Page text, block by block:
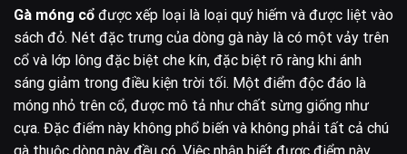
Gà móng cổ được xếp loại là loại quý hiếm và được liệt vào
sách đỏ. Nét đặc trưng của dòng gà này là có một vảy trên
cổ và lớp lông đặc biệt che kín, đặc biệt rõ ràng khi ánh
sáng giảm trong điều kiện trời tối. Một điểm độc đáo là
móng nhỏ trên cổ, được mô tả như chất sừng giống như
cựa. Đặc điểm này không phổ biến và không phải tất cả chú